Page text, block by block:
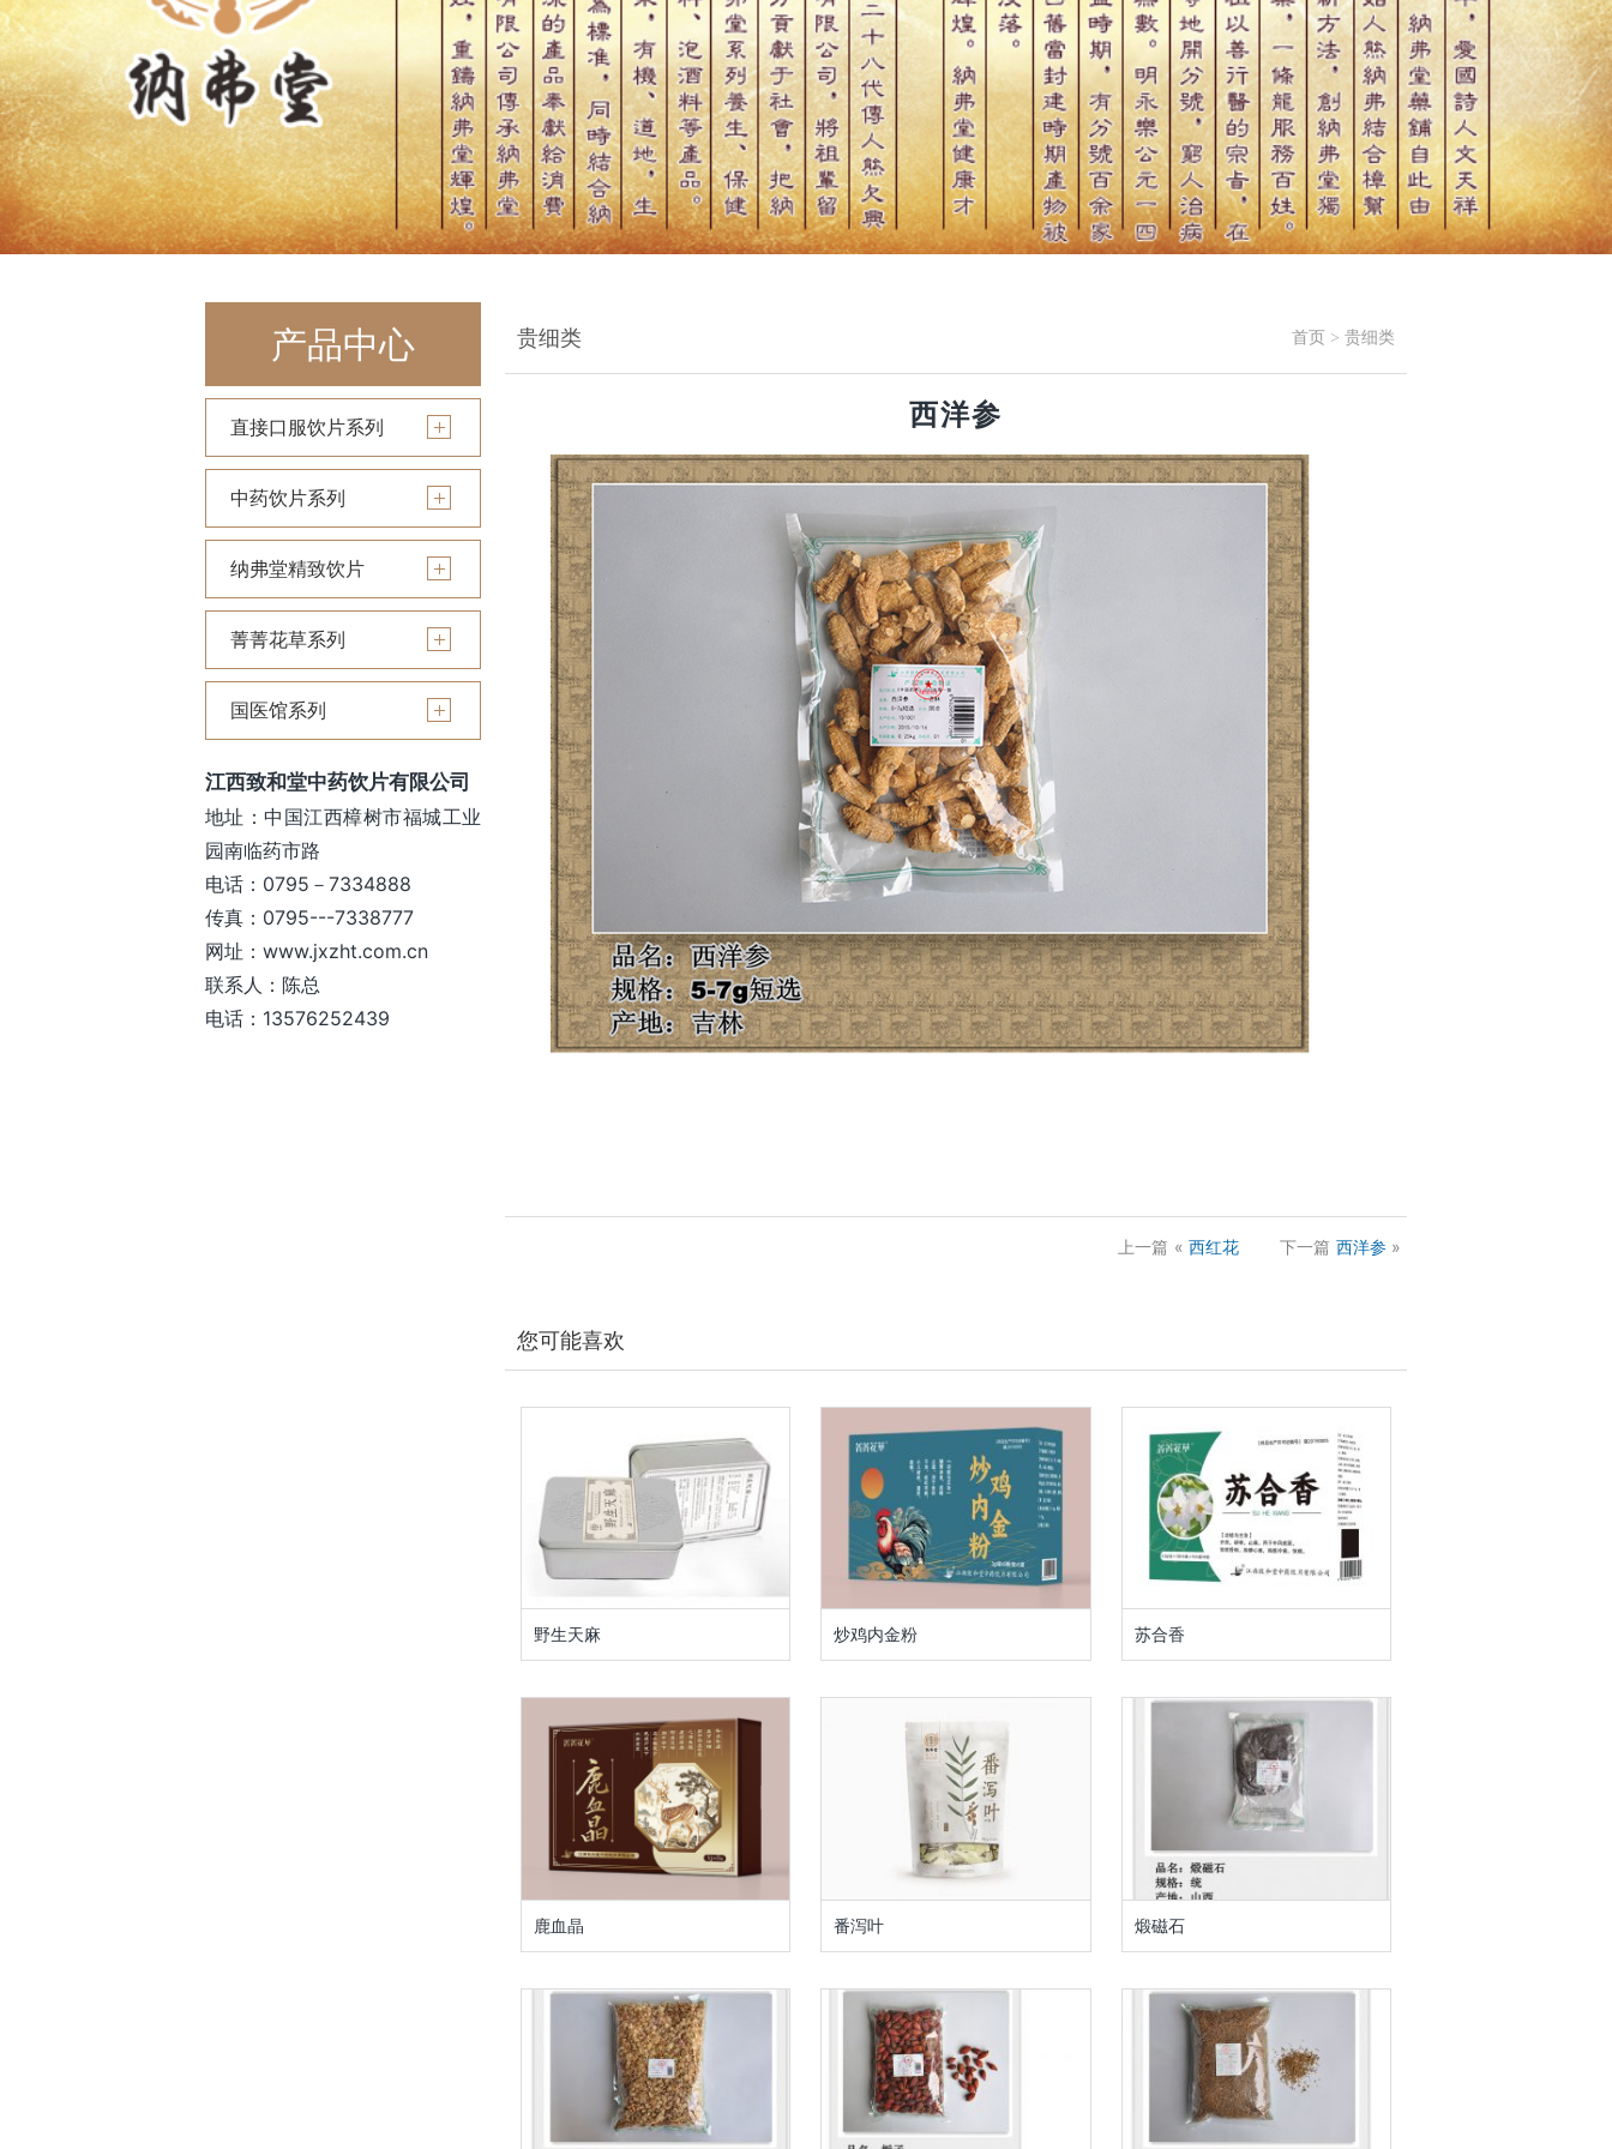
产品中心
直接口服饮片系列
中药饮片系列
纳弗堂精致饮片
菁菁花草系列
国医馆系列
江西致和堂中药饮片有限公司
地址：中国江西樟树市福城工业
园南临药市路
电话：0795－7334888
传真：0795---7338777
网址：www.jxzht.com.cn
联系人：陈总
电话：13576252439
贵细类 首页 > 贵细类
西洋参
上一篇 « 西红花 下一篇 西洋参 »
您可能喜欢
野生天麻 炒鸡内金粉 苏合香
鹿血晶 番泻叶 煅磁石